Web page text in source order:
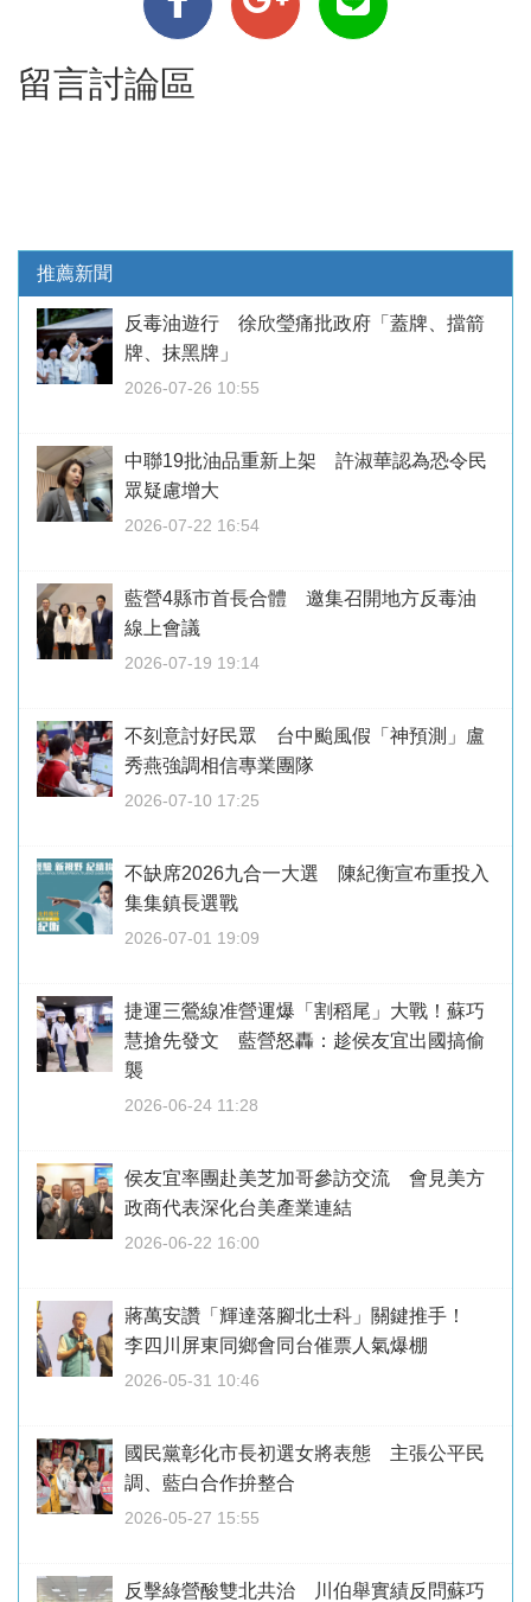
留言討論區
推薦新聞
反毒油遊行 徐欣瑩痛批政府「蓋牌、擋箭
牌、抹黑牌」
2026-07-26 10:55
中聯19批油品重新上架 許淑華認為恐令民
眾疑慮增大
2026-07-22 16:54
藍營4縣市首長合體 邀集召開地方反毒油
線上會議
2026-07-19 19:14
不刻意討好民眾 台中颱風假「神預測」盧
秀燕強調相信專業團隊
2026-07-10 17:25
不缺席2026九合一大選 陳紀衡宣布重投入
集集鎮長選戰
2026-07-01 19:09
捷運三鶯線准營運爆「割稻尾」大戰！蘇巧
慧搶先發文 藍營怒轟：趁侯友宜出國搞偷
襲
2026-06-24 11:28
侯友宜率團赴美芝加哥參訪交流 會見美方
政商代表深化台美產業連結
2026-06-22 16:00
蔣萬安讚「輝達落腳北士科」關鍵推手！
李四川屏東同鄉會同台催票人氣爆棚
2026-05-31 10:46
國民黨彰化市長初選女將表態 主張公平民
調、藍白合作拚整合
2026-05-27 15:55
反擊綠營酸雙北共治 川伯舉實績反問蘇巧